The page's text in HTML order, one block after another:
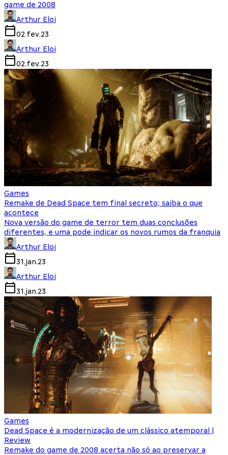
game de 2008
Arthur Eloi
02.fev.23
Arthur Eloi
02.fev.23
Games
Remake de Dead Space tem final secreto; saiba o que
acontece
Nova versão do game de terror tem duas conclusões
diferentes, e uma pode indicar os novos rumos da franquia
Arthur Eloi
31.jan.23
Arthur Eloi
31.jan.23
Games
Dead Space é a modernização de um clássico atemporal |
Review
Remake do game de 2008 acerta não só ao preservar a